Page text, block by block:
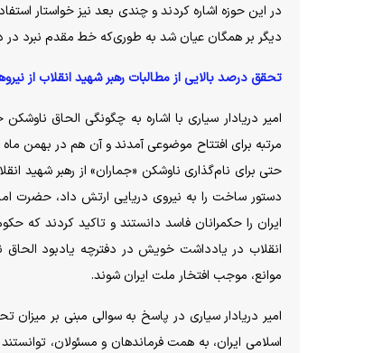
در این حوزه اشاره کردند و چندی بعد نیز خواستار
دیگر بر همگان عیان شد به طوری‌که خط مقدم نبرد در
تحقق درصد بالایی از مطالبات رهبر شهید انقلاب از
امیر دریادار سیاری با اشاره به چگونگی الحاق
حتی برای نام‌گذاری ناوشکن «جماران» از رهبر شهید
دستور ساخت را به نیروی دریایی ارتش داد، حضرت
ایران را حکمرانان فاسد دانستند و تاکید کردند که
انقلاب در یادداشت خویش در دفترچه یادبود الحاق
موانع، موجب افتخار ملت ایران شوند.
امیر دریادار سیاری در پاسخ به سوالی مبنی بر
اسلامی ایران، به همت فرماندهان و مسئولان،